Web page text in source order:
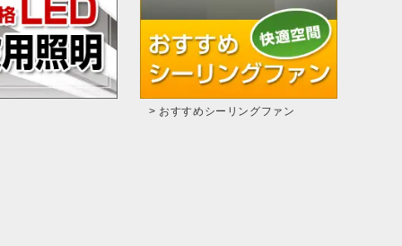
> おすすめシーリングファン